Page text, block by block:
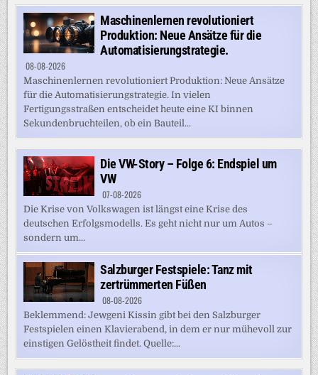
Maschinenlernen revolutioniert
Produktion: Neue Ansätze für die
Automatisierungstrategie.
08-08-2026
Maschinenlernen revolutioniert Produktion: Neue Ansätze
für die Automatisierungstrategie. In vielen
Fertigungsstraßen entscheidet heute eine KI binnen
Sekundenbruchteilen, ob ein Bauteil...
Die VW-Story – Folge 6: Endspiel um
VW
07-08-2026
Die Krise von Volkswagen ist längst eine Krise des
deutschen Erfolgsmodells. Es geht nicht nur um Autos –
sondern um...
Salzburger Festspiele: Tanz mit
zertrümmerten Füßen
08-08-2026
Beklemmend: Jewgeni Kissin gibt bei den Salzburger
Festspielen einen Klavierabend, in dem er nur mühevoll zur
einstigen Gelöstheit findet. Quelle:...